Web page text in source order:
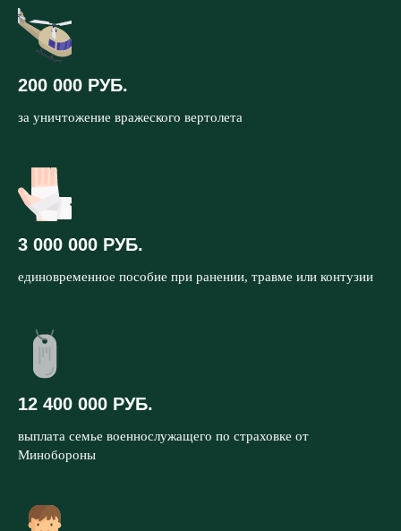
200 000 РУБ.
за уничтожение вражеского вертолета
3 000 000 РУБ.
единовременное пособие при ранении, травме или контузии
12 400 000 РУБ.
выплата семье военнослужащего по страховке от
Минобороны